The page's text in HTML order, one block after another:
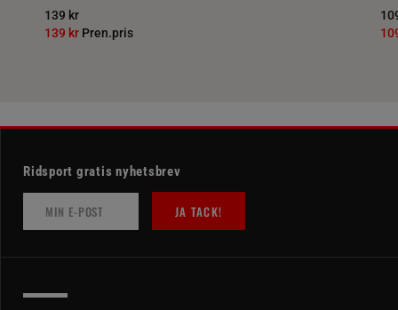
139 kr
139 kr Pren.pris
Ridsport gratis nyhetsbrev
JA TACK!